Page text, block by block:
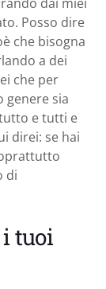
dai miei
Posso dire
che bisogna
a dei
che per
sia
e tutti e
direi: se hai
di
tuoi